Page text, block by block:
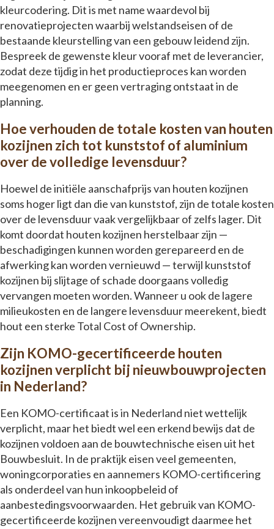
kleurcodering. Dit is met name waardevol bij
renovatieprojecten waarbij welstandseisen of de
bestaande kleurstelling van een gebouw leidend zijn.
Bespreek de gewenste kleur vooraf met de leverancier,
zodat deze tijdig in het productieproces kan worden
meegenomen en er geen vertraging ontstaat in de
planning.
Hoe verhouden de totale kosten van houten
kozijnen zich tot kunststof of aluminium
over de volledige levensduur?
Hoewel de initiële aanschafprijs van houten kozijnen
soms hoger ligt dan die van kunststof, zijn de totale kosten
over de levensduur vaak vergelijkbaar of zelfs lager. Dit
komt doordat houten kozijnen herstelbaar zijn —
beschadigingen kunnen worden gerepareerd en de
afwerking kan worden vernieuwd — terwijl kunststof
kozijnen bij slijtage of schade doorgaans volledig
vervangen moeten worden. Wanneer u ook de lagere
milieukosten en de langere levensduur meerekent, biedt
hout een sterke Total Cost of Ownership.
Zijn KOMO-gecertificeerde houten
kozijnen verplicht bij nieuwbouwprojecten
in Nederland?
Een KOMO-certificaat is in Nederland niet wettelijk
verplicht, maar het biedt wel een erkend bewijs dat de
kozijnen voldoen aan de bouwtechnische eisen uit het
Bouwbesluit. In de praktijk eisen veel gemeenten,
woningcorporaties en aannemers KOMO-certificering
als onderdeel van hun inkoopbeleid of
aanbestedingsvoorwaarden. Het gebruik van KOMO-
gecertificeerde kozijnen vereenvoudigt daarmee het